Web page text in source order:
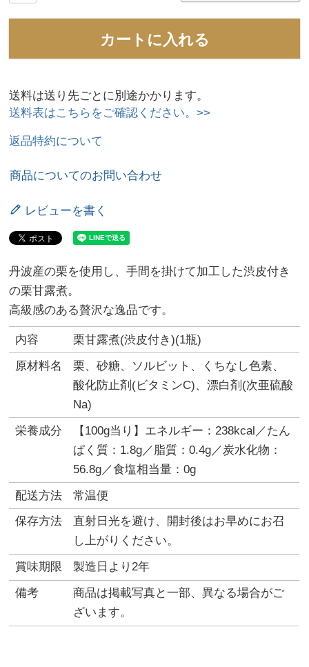
カートに入れる
送料は送り先ごとに別途かかります。
送料表はこちらをご確認ください。>>
返品特約について
商品についてのお問い合わせ
レビューを書く
丹波産の栗を使用し、手間を掛けて加工した渋皮付き
の栗甘露煮。
高級感のある贅沢な逸品です。
内容
栗甘露煮(渋皮付き)(1瓶)
原材料名
栗、砂糖、ソルビット、くちなし色素、
酸化防止剤(ビタミンC)、漂白剤(次亜硫酸
Na)
栄養成分
【100g当り】エネルギー：238kcal／たん
ぱく質：1.8g／脂質：0.4g／炭水化物：
56.8g／食塩相当量：0g
配送方法
常温便
保存方法
直射日光を避け、開封後はお早めにお召
し上がりください。
賞味期限
製造日より2年
備考
商品は掲載写真と一部、異なる場合がご
ざいます。